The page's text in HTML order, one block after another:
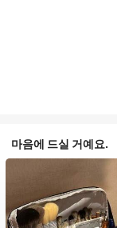
마음에 드실 거예요.